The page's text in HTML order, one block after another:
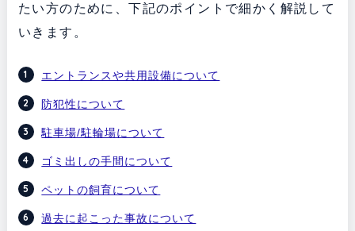
たい方のために、下記のポイントで細かく解説して
いきます。
エントランスや共用設備について
防犯性について
駐車場/駐輪場について
ゴミ出しの手間について
ペットの飼育について
過去に起こった事故について